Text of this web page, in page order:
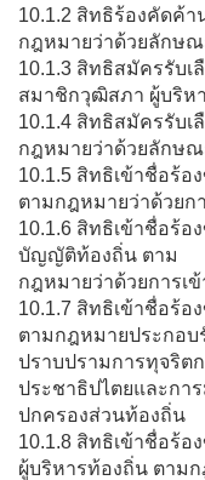
10.1.2 สิทธิร้องคัดค้
กฎหมายว่าด้วยลักษ
10.1.3 สิทธิสมัครรับ
สมาชิกวุฒิสภา ผู้บริห
10.1.4 สิทธิสมัครรับ
กฎหมายว่าด้วยลักษ
10.1.5 สิทธิเข้าชื่อร้
ตามกฎหมายว่าด้วยก
10.1.6 สิทธิเข้าชื่อร้
บัญญัติท้องถิ่น ตาม
กฎหมายว่าด้วยการ
10.1.7 สิทธิเข้าชื่อร้
ตามกฎหมายประกอบ
ปราบปรามการทุจริต
ประชาธิปไตยและกา
ปกครองส่วนท้องถิ่น
10.1.8 สิทธิเข้าชื่อร้
ผู้บริหารท้องถิ่น ตาม